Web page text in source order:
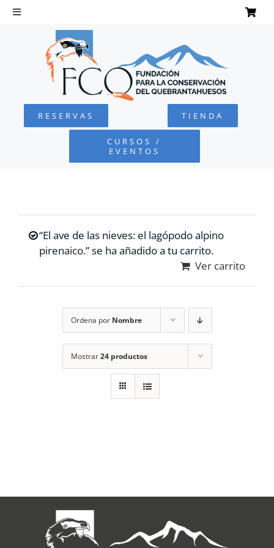
Saltar
Toggle
Navigation
QUEBRANTAHUESOS
FUNDACIÓN
COLABORA
RECURSOS
CONTACTO
RESERVAS TIENDA
CURSOS /
EVENTOS
“El ave de las nieves: el lagópodo alpino
pirenaico.” se ha añadido a tu carrito.
Ver carrito
Ordena por Nombre
Mostrar24 productos